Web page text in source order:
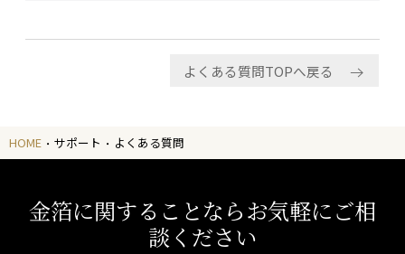
よくある質問TOPへ戻る
HOME サポート よくある質問
金箔に関することならお気軽にご相
談ください